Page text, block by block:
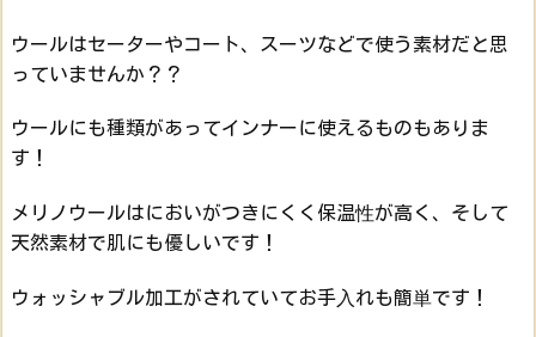
ウールはセーターやコート、スーツなどで使う素材だと思
っていませんか？？
ウールにも種類があってインナーに使えるものもありま
す！
メリノウールはにおいがつきにくく保温性が高く、そして
天然素材で肌にも優しいです！
ウォッシャブル加工がされていてお手入れも簡単です！